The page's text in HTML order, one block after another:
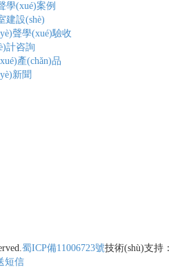
學(xué)案例
建設(shè)
聲學(xué)驗收
計咨詢
產(chǎn)品
新聞
蜀ICP備11006723號技術(shù)支持：
短信